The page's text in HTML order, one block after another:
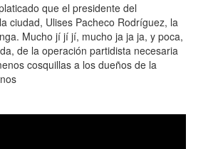
que el presidente del
ciudad, Ulises Pacheco Rodríguez, la
Mucho jí jí jí, mucho ja ja ja, y poca,
de la operación partidista necesaria
cosquillas a los dueños de la